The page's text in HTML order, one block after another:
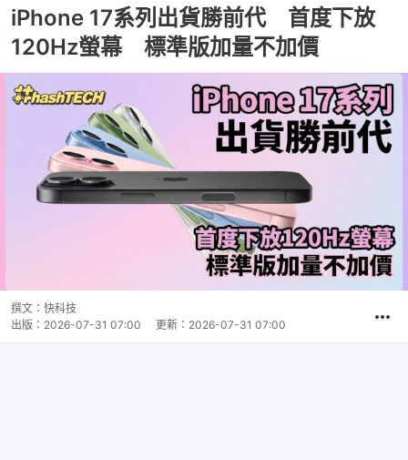
iPhone 17系列出貨勝前代 首度下放
120Hz螢幕 標準版加量不加價
撰文： 快科技
出版： 2026-07-31 07:00 更新： 2026-07-31 07:00